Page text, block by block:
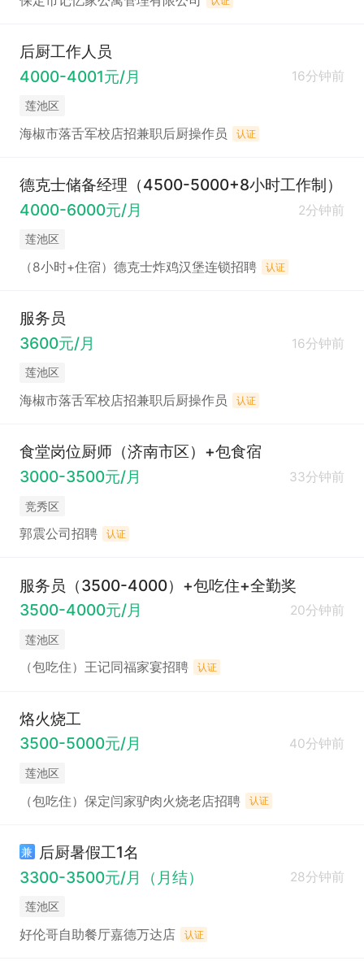
后厨工作人员
4000-4001元/月
16分钟前
莲池区
海椒市落舌军校店招兼职后厨操作员 认证
德克士储备经理（4500-5000+8小时工作制）
4000-6000元/月
2分钟前
莲池区
（8小时+住宿）德克士炸鸡汉堡连锁招聘 认证
服务员
3600元/月
16分钟前
莲池区
海椒市落舌军校店招兼职后厨操作员 认证
食堂岗位厨师（济南市区）+包食宿
3000-3500元/月
33分钟前
竞秀区
郭震公司招聘 认证
服务员（3500-4000）+包吃住+全勤奖
3500-4000元/月
20分钟前
莲池区
（包吃住）王记同福家宴招聘 认证
烙火烧工
3500-5000元/月
40分钟前
莲池区
（包吃住）保定闫家驴肉火烧老店招聘 认证
兼 后厨暑假工1名
3300-3500元/月（月结）
28分钟前
莲池区
好伦哥自助餐厅嘉德万达店 认证